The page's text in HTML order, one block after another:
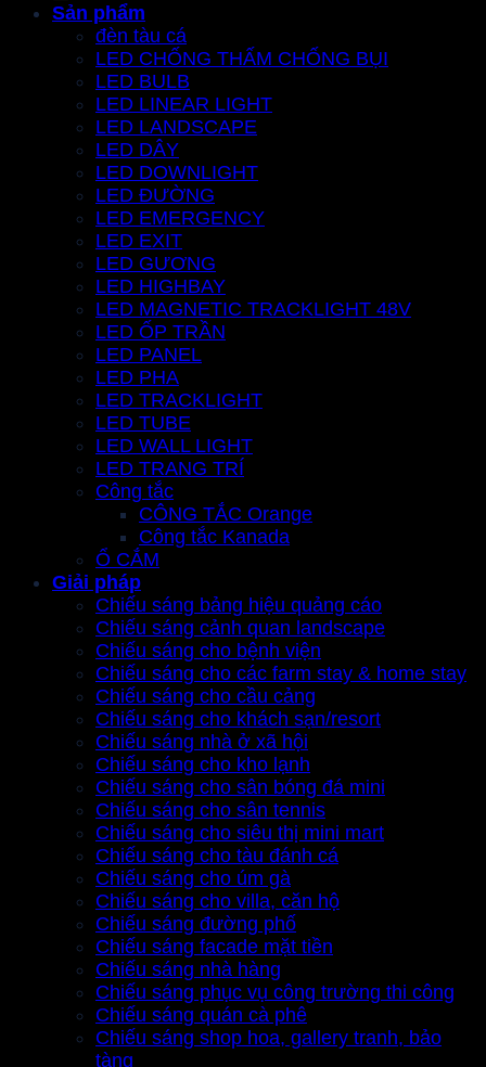
Sản phẩm
đèn tàu cá
LED CHỐNG THẤM CHỐNG BỤI
LED BULB
LED LINEAR LIGHT
LED LANDSCAPE
LED DÂY
LED DOWNLIGHT
LED ĐƯỜNG
LED EMERGENCY
LED EXIT
LED GƯƠNG
LED HIGHBAY
LED MAGNETIC TRACKLIGHT 48V
LED ỐP TRẦN
LED PANEL
LED PHA
LED TRACKLIGHT
LED TUBE
LED WALL LIGHT
LED TRANG TRÍ
Công tắc
CÔNG TẮC Orange
Công tắc Kanada
Ổ CẮM
Giải pháp
Chiếu sáng bảng hiệu quảng cáo
Chiếu sáng cảnh quan landscape
Chiếu sáng cho bệnh viện
Chiếu sáng cho các farm stay & home stay
Chiếu sáng cho cầu cảng
Chiếu sáng cho khách sạn/resort
Chiếu sáng nhà ở xã hội
Chiếu sáng cho kho lạnh
Chiếu sáng cho sân bóng đá mini
Chiếu sáng cho sân tennis
Chiếu sáng cho siêu thị mini mart
Chiếu sáng cho tàu đánh cá
Chiếu sáng cho úm gà
Chiếu sáng cho villa, căn hộ
Chiếu sáng đường phố
Chiếu sáng facade mặt tiền
Chiếu sáng nhà hàng
Chiếu sáng phục vụ công trường thi công
Chiếu sáng quán cà phê
Chiếu sáng shop hoa, gallery tranh, bảo
tàng